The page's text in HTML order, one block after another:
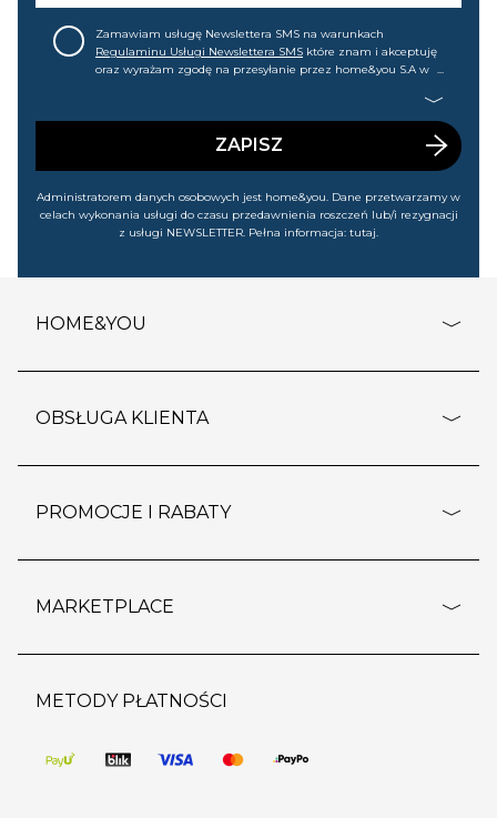
Zamawiam usługę Newslettera SMS na warunkach
Regulaminu Usługi Newslettera SMS które znam i akceptuję
oraz wyrażam zgodę na przesyłanie przez home&you S.A w
wyprzedażach). Wiem, że mogę tę zgodę w każdej chwili
ZAPISZ
Administratorem danych osobowych jest home&you. Dane przetwarzamy w
celach wykonania usługi do czasu przedawnienia roszczeń lub/i rezygnacji
z usługi NEWSLETTER. Pełna informacja: tutaj.
HOME&YOU
o firmie
polityka prywatności
kontakt
OBSŁUGA KLIENTA
dostawy i płatność
wypis z subskrypcji
regulamin sklepu
pozostałe regulaminy
PROMOCJE I RABATY
outlet
regulaminy promocji
MARKETPLACE
strefa marek
pomoc dla sprzedawców
METODY PŁATNOŚCI